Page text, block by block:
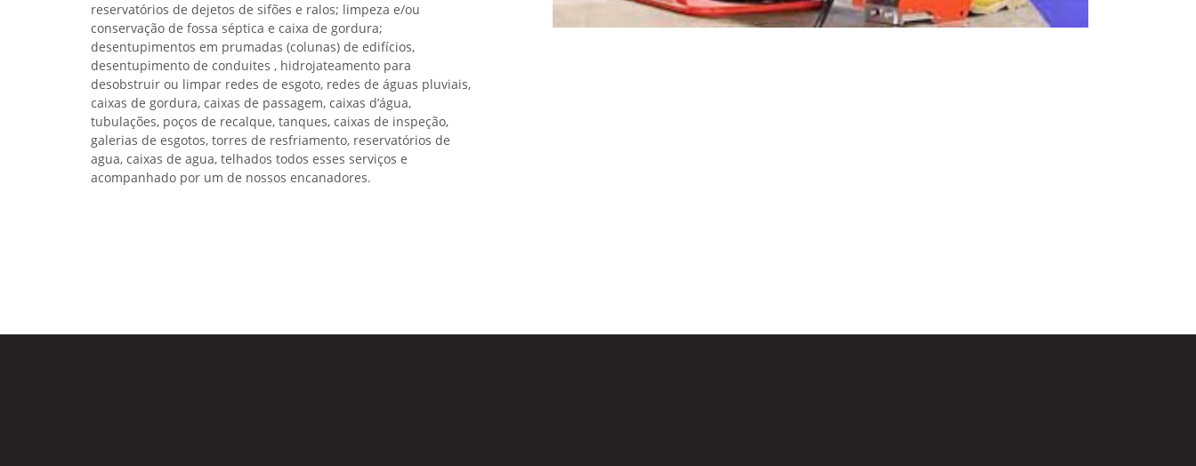
reservatórios de dejetos de sifões e ralos; limpeza e/ou
conservação de fossa séptica e caixa de gordura;
desentupimentos em prumadas (colunas) de edifícios,
desentupimento de conduites , hidrojateamento para
desobstruir ou limpar redes de esgoto, redes de águas pluviais,
caixas de gordura, caixas de passagem, caixas d’água,
tubulações, poços de recalque, tanques, caixas de inspeção,
galerias de esgotos, torres de resfriamento, reservatórios de
agua, caixas de agua, telhados todos esses serviços e
acompanhado por um de nossos encanadores.